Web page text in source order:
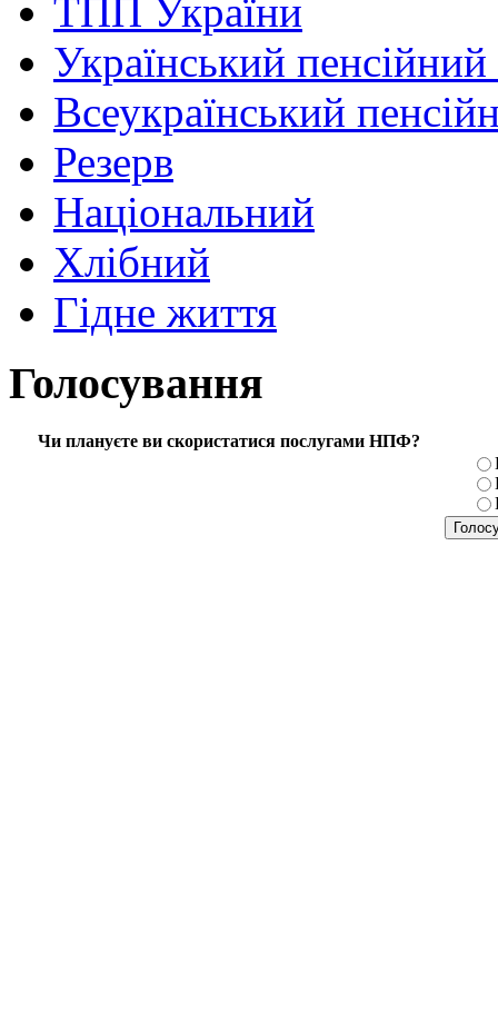
ТПП України
Український
Всеукраїнський
Резерв
Національний
Хлібний
Гідне життя
Голосування
Чи плануєте ви скористатися послугами НПФ?